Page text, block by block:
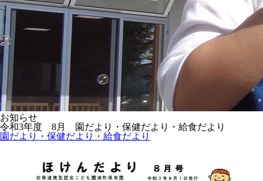
お知らせ
令和3年度 8月 園だより・保健だより・給食だより
園だより・保健だより・給食だより